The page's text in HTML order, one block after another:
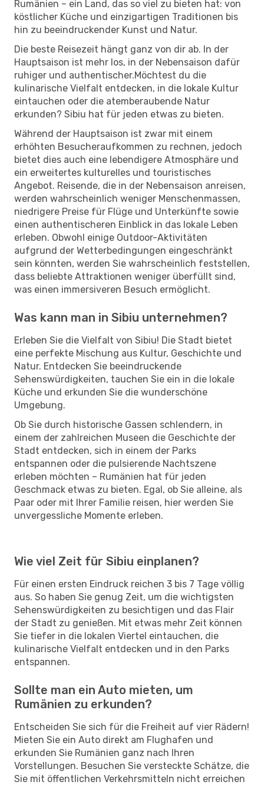
Rumänien – ein Land, das so viel zu bieten hat: von
köstlicher Küche und einzigartigen Traditionen bis
hin zu beeindruckender Kunst und Natur.
Die beste Reisezeit hängt ganz von dir ab. In der
Hauptsaison ist mehr los, in der Nebensaison dafür
ruhiger und authentischer.Möchtest du die
kulinarische Vielfalt entdecken, in die lokale Kultur
eintauchen oder die atemberaubende Natur
erkunden? Sibiu hat für jeden etwas zu bieten.
Während der Hauptsaison ist zwar mit einem
erhöhten Besucheraufkommen zu rechnen, jedoch
bietet dies auch eine lebendigere Atmosphäre und
ein erweitertes kulturelles und touristisches
Angebot. Reisende, die in der Nebensaison anreisen,
werden wahrscheinlich weniger Menschenmassen,
niedrigere Preise für Flüge und Unterkünfte sowie
einen authentischeren Einblick in das lokale Leben
erleben. Obwohl einige Outdoor-Aktivitäten
aufgrund der Wetterbedingungen eingeschränkt
sein könnten, werden Sie wahrscheinlich feststellen,
dass beliebte Attraktionen weniger überfüllt sind,
was einen immersiveren Besuch ermöglicht.
Was kann man in Sibiu unternehmen?
Erleben Sie die Vielfalt von Sibiu! Die Stadt bietet
eine perfekte Mischung aus Kultur, Geschichte und
Natur. Entdecken Sie beeindruckende
Sehenswürdigkeiten, tauchen Sie ein in die lokale
Küche und erkunden Sie die wunderschöne
Umgebung.
Ob Sie durch historische Gassen schlendern, in
einem der zahlreichen Museen die Geschichte der
Stadt entdecken, sich in einem der Parks
entspannen oder die pulsierende Nachtszene
erleben möchten – Rumänien hat für jeden
Geschmack etwas zu bieten. Egal, ob Sie alleine, als
Paar oder mit Ihrer Familie reisen, hier werden Sie
unvergessliche Momente erleben.
Wie viel Zeit für Sibiu einplanen?
Für einen ersten Eindruck reichen 3 bis 7 Tage völlig
aus. So haben Sie genug Zeit, um die wichtigsten
Sehenswürdigkeiten zu besichtigen und das Flair
der Stadt zu genießen. Mit etwas mehr Zeit können
Sie tiefer in die lokalen Viertel eintauchen, die
kulinarische Vielfalt entdecken und in den Parks
entspannen.
Sollte man ein Auto mieten, um
Rumänien zu erkunden?
Entscheiden Sie sich für die Freiheit auf vier Rädern!
Mieten Sie ein Auto direkt am Flughafen und
erkunden Sie Rumänien ganz nach Ihren
Vorstellungen. Besuchen Sie versteckte Schätze, die
Sie mit öffentlichen Verkehrsmitteln nicht erreichen